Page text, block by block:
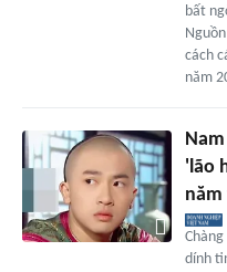
bất
cách
năm
'lão
năm
dính